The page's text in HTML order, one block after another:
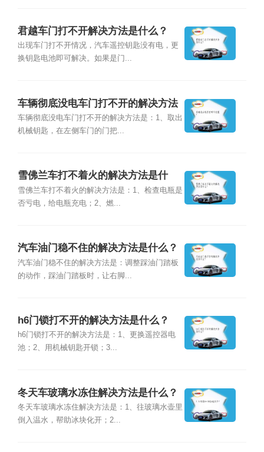
君越车门打不开解决方法是什么？
出现车门打不开情况，汽车遥控钥匙没有电，更
换钥匙电池即可解决。如果是门...
车辆彻底没电车门打不开的解决方法
是什么？
车辆彻底没电车门打不开的解决方法是：1、取出
机械钥匙，在左侧车门的门把...
雪佛兰车打不着火的解决方法是什
么？
雪佛兰车打不着火的解决方法是：1、检查电瓶是
否亏电，给电瓶充电；2、燃...
汽车油门稳不住的解决方法是什么？
汽车油门稳不住的解决方法是：调整踩油门踏板
的动作，踩油门踏板时，让右脚...
h6门锁打不开的解决方法是什么？
h6门锁打不开的解决方法是：1、更换遥控器电
池；2、用机械钥匙开锁；3...
冬天车玻璃水冻住解决方法是什么？
冬天车玻璃水冻住解决方法是：1、往玻璃水壶里
倒入温水，帮助冰块化开；2...